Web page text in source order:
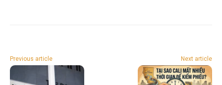
Previous article Next article